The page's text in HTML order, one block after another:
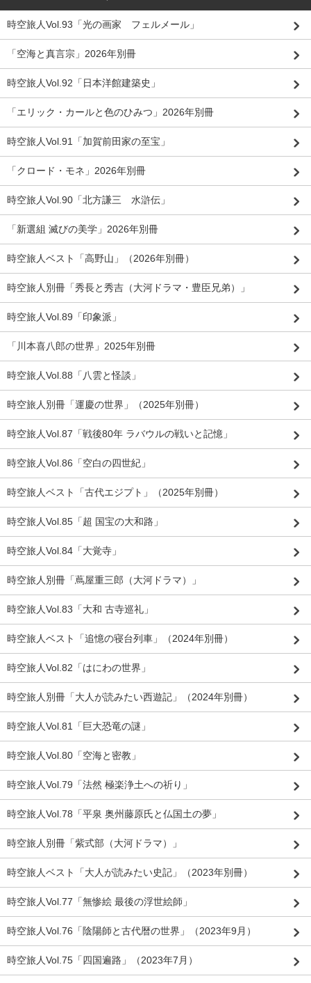
時空旅人Vol.93「光の画家 フェルメール」
「空海と真言宗」2026年別冊
時空旅人Vol.92「日本洋館建築史」
「エリック・カールと色のひみつ」2026年別冊
時空旅人Vol.91「加賀前田家の至宝」
「クロード・モネ」2026年別冊
時空旅人Vol.90「北方謙三 水滸伝」
「新選組 滅びの美学」2026年別冊
時空旅人ベスト「高野山」（2026年別冊）
時空旅人別冊「秀長と秀吉（大河ドラマ・豊臣兄弟）」
時空旅人Vol.89「印象派」
「川本喜八郎の世界」2025年別冊
時空旅人Vol.88「八雲と怪談」
時空旅人別冊「運慶の世界」（2025年別冊）
時空旅人Vol.87「戦後80年 ラバウルの戦いと記憶」
時空旅人Vol.86「空白の四世紀」
時空旅人ベスト「古代エジプト」（2025年別冊）
時空旅人Vol.85「超 国宝の大和路」
時空旅人Vol.84「大覚寺」
時空旅人別冊「蔦屋重三郎（大河ドラマ）」
時空旅人Vol.83「大和 古寺巡礼」
時空旅人ベスト「追憶の寝台列車」（2024年別冊）
時空旅人Vol.82「はにわの世界」
時空旅人別冊「大人が読みたい西遊記」（2024年別冊）
時空旅人Vol.81「巨大恐竜の謎」
時空旅人Vol.80「空海と密教」
時空旅人Vol.79「法然 極楽浄土への祈り」
時空旅人Vol.78「平泉 奥州藤原氏と仏国土の夢」
時空旅人別冊「紫式部（大河ドラマ）」
時空旅人ベスト「大人が読みたい史記」（2023年別冊）
時空旅人Vol.77「無惨絵 最後の浮世絵師」
時空旅人Vol.76「陰陽師と古代暦の世界」（2023年9月）
時空旅人Vol.75「四国遍路」（2023年7月）